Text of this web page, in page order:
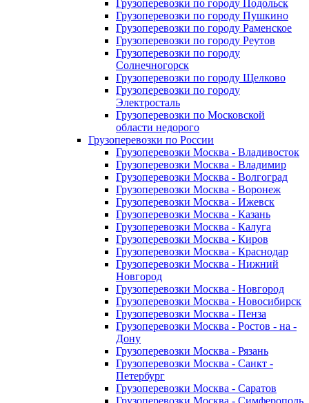
Грузоперевозки по городу Подольск
Грузоперевозки по городу Пушкино
Грузоперевозки по городу Раменское
Грузоперевозки по городу Реутов
Грузоперевозки по городу
Солнечногорск
Грузоперевозки по городу Щелково
Грузоперевозки по городу
Электросталь
Грузоперевозки по Московской
области недорого
Грузоперевозки по России
Грузоперевозки Москва - Владивосток
Грузоперевозки Москва - Владимир
Грузоперевозки Москва - Волгоград
Грузоперевозки Москва - Воронеж
Грузоперевозки Москва - Ижевск
Грузоперевозки Москва - Казань
Грузоперевозки Москва - Калуга
Грузоперевозки Москва - Киров
Грузоперевозки Москва - Краснодар
Грузоперевозки Москва - Нижний
Новгород
Грузоперевозки Москва - Новгород
Грузоперевозки Москва - Новосибирск
Грузоперевозки Москва - Пенза
Грузоперевозки Москва - Ростов - на -
Дону
Грузоперевозки Москва - Рязань
Грузоперевозки Москва - Санкт -
Петербург
Грузоперевозки Москва - Саратов
Грузоперевозки Москва - Симферополь